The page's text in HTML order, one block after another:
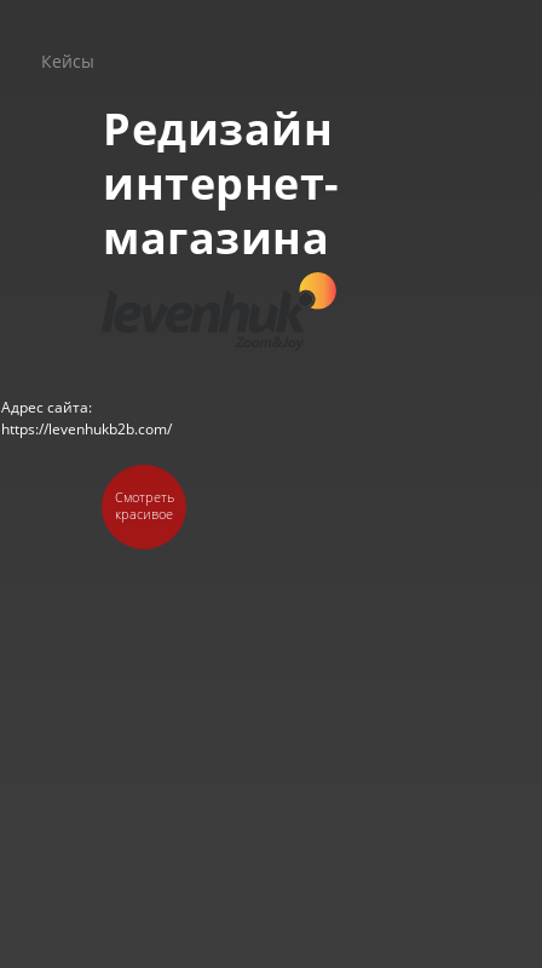
Адрес сайта:
https://levenhukb2b.com/
Смотреть
красивое
Редизайн
интернет-
магазина
Кейсы